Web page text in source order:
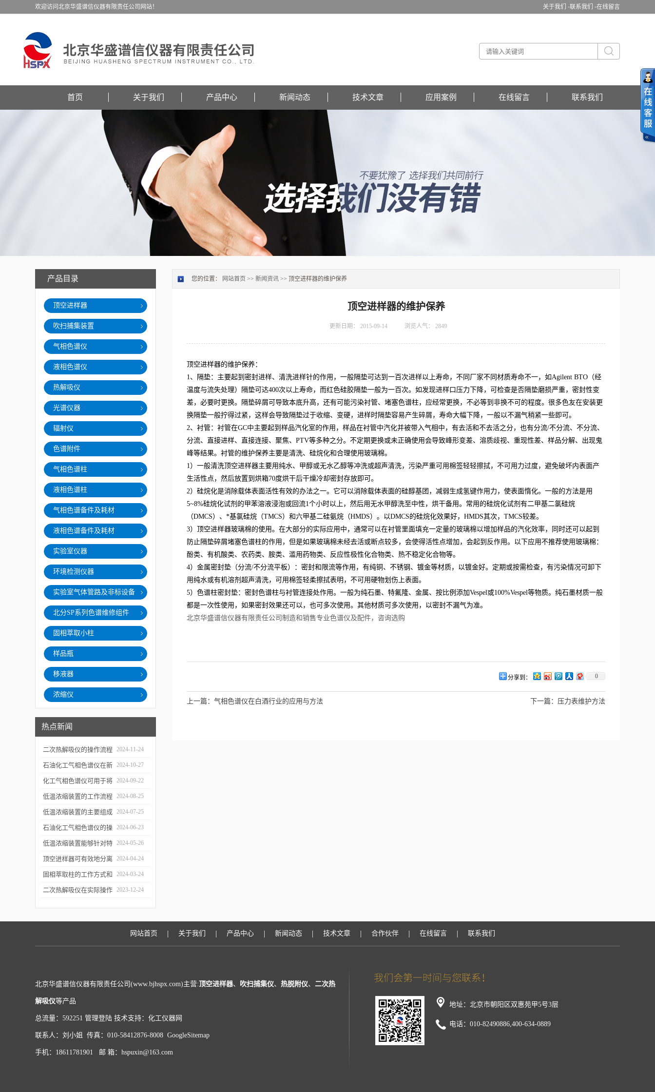
关于我们 -联系我们 -在线留言
欢迎访问北京华盛谱信仪器有限责任公司网站！
首页 关于我们 产品中心 新闻动态 技术文章 应用案例 在线留言 联系我们
产品目录
顶空进样器
吹扫捕集装置
气相色谱仪
液相色谱仪
热解吸仪
光谱仪器
辐射仪
色谱附件
气相色谱柱
液相色谱柱
气相色谱备件及耗材
液相色谱备件及耗材
实验室仪器
环境检测仪器
实验室气体管路及非标设备
北分SP系列色谱维修组件
固相萃取小柱
样品瓶
移液器
浓缩仪
热点新闻
二次热解吸仪的操作流程
和使用注意事项
2024-11-24
石油化工气相色谱仪在新
材料、新产品的研发中的
应用
2024-10-27
化工气相色谱仪可用于将
样品引入色谱柱并推动分
离过程
2024-09-22
低温浓缩装置的工作流程
及使用注意事项
2024-08-25
低温浓缩装置的主要组成
部分及具体工作流程分析
2024-07-25
石油化工气相色谱仪的操
作要点详细分析
2024-06-23
低温浓缩装置能够针对特
定的目标组分进行有效浓
缩
2024-05-26
顶空进样器可有效地分离
和富集样品中的挥发性成
分
2024-04-24
固相萃取柱的工作方式和
应用场景
2024-03-24
二次热解吸仪在实际操作 2023-12-24
您的位置： 网站首页 >> 新闻资讯 >> 顶空进样器的维护保养
顶空进样器的维护保养
更新日期： 2015-09-14 浏览人气： 2849
顶空进样器的维护保养：
1、隔垫：主要起到密封进样、清洗进样针的作用，一般隔垫可达到一百次进样以上寿命，不同厂家不同材质寿命不一，如Agilent BTO（经
温度与流失处理）隔垫可达400次以上寿命，而红色硅胶隔垫一般为一百次。如发现进样口压力下降，可检查是否隔垫磨损严重，密封性变
差，必要时更换。隔垫碎屑可导致本底升高，还有可能污染衬管、堵塞色谱柱，应经常更换，不必等到非换不可的程度。很多色友在安装更
换隔垫一般拧得过紧，这样会导致隔垫过于收缩、变硬，进样时隔垫容易产生碎屑，寿命大幅下降，一般以不漏气稍紧一些即可。
2、衬管：衬管在GC中主要起到样品汽化室的作用，样品在衬管中汽化并被带入气相中，有去活和不去活之分，也有分流/不分流、不分流、
分流、直接进样、直接连接、聚焦、PTV等多种之分。不定期更换或未正确使用会导致峰形变差、溶质歧视、重现性差、样品分解、出现鬼
峰等结果。衬管的维护保养主要是清洗、硅烷化和合理使用玻璃棉。
1）一般清洗顶空进样器主要用纯水、甲醇或无水乙醇等冲洗或超声清洗，污染严重可用棉签轻轻擦拭，不可用力过度，避免破坏内表面产
生活性点，然后放置到烘箱70度烘干后干燥冷却密封存放即可。
2）硅烷化是消除载体表面活性有效的办法之一。它可以消除载体表面的硅醇基团，减弱生成氢键作用力，使表面惰化。一般的方法是用
5~8%硅烷化试剂的甲苯溶液浸泡或回流1个小时以上，然后用无水甲醇洗至中性，烘干备用。常用的硅烷化试剂有二甲基二氯硅烷
（DMCS）、*基氯硅烷（TMCS）和六甲基二硅氨烷（HMDS）。以DMCS的硅烷化效果好，HMDS其次，TMCS较差。
3）顶空进样器玻璃棉的使用。在大部分的实际应用中，通常可以在衬管里面填充一定量的玻璃棉以增加样品的汽化效率，同时还可以起到
防止隔垫碎屑堵塞色谱柱的作用，但是如果玻璃棉未经去活或断点较多，会使得活性点增加，会起到反作用。以下应用不推荐使用玻璃棉：
酚类、有机酸类、农药类、胺类、滥用药物类、反应性极性化合物类、热不稳定化合物等。
4）金属密封垫（分流/不分流平板）：密封和限流等作用，有纯铜、不锈钢、镀金等材质，以镀金好。定期或按需检查，有污染情况可卸下
用纯水或有机溶剂超声清洗，可用棉签轻柔擦拭表明，不可用硬物划伤上表面。
5）色谱柱密封垫：密封色谱柱与衬管连接处作用。一般为纯石墨、特氟隆、金属、按比例添加Vespel或100%Vespel等物质。纯石墨材质一般
都是一次性使用，如果密封效果还可以，也可多次使用。其他材质可多次使用，以密封不漏气为准。
北京华盛谱信仪器有限责任公司制造和销售专业色谱仪及配件，咨询选购
分享到： 0
上一篇： 气相色谱仪在白酒行业的应用与方法 下一篇： 压力表维护方法
网站首页 | 关于我们 | 产品中心 | 新闻动态 | 技术文章 | 合作伙伴 | 在线留言 | 联系我们
北京华盛谱信仪器有限责任公司(www.bjhspx.com)主营:顶空进样器、 吹扫捕集仪、 热脱附仪、 二次热
解吸仪等产品
总流量：592251 管理登陆 技术支持： 化工仪器网
联系人：刘小姐 传真：010-58412876-8008 GoogleSitemap
手机：18611781901 邮 箱：hspuxin@163.com
地址：北京市朝阳区双惠苑甲5号3层
电话：010-82490886,400-634-0889